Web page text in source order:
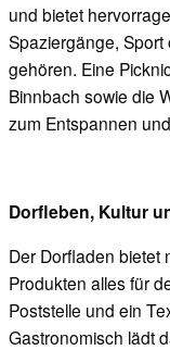
und bietet
Spaziergänge, Sport
gehören. Eine
Binnbach sowie die
zum Entspannen
Dorfleben, Kultur
Der Dorfladen bietet
Produkten alles für
Poststelle und ein
Gastronomisch lädt